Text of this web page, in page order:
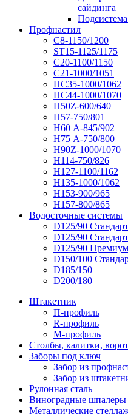
сайдинга
Профнастил
С8-1150/1200
ST15-1125/1175
С20-1100/1150
С21-1000/1051
НС35-1000/1062
НС44-1000/1070
Н50Z-600/640
Н57-750/801
Н60 А-845/902
Н75 А-750/800
Н90Z-1000/1070
Н114-750/826
Н127-1100/1162
Н135-1000/1062
Н153-900/965
Н157-800/865
Водосточные системы
D125/90 Стандарт
D125/90
D125/90 Премиум
D150/100
D185/150
D200/180
Штакетник
П-профиль
R-профиль
М-профиль
Столбы, калитки,
Заборы под ключ
Забор из
Забор из
Рулонная сталь
Виноградные шпалеры
Металлические